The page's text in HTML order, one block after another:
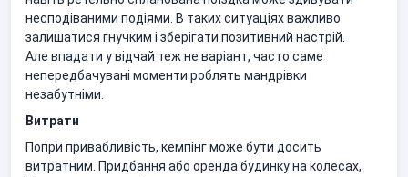
несподіваними подіями. В таких ситуаціях важливо
залишатися гнучким і зберігати позитивний настрій.
Але впадати у відчай теж не варіант, часто саме
непередбачувані моменти роблять мандрівки
незабутніми.
Витрати
Попри привабливість, кемпінг може бути досить
витратним. Придбання або оренда будинку на колесах,